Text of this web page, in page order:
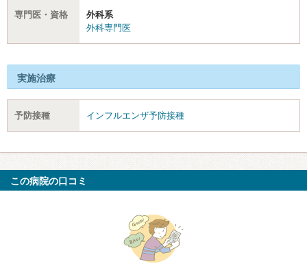
専門医・資格
外科系
外科専門医
実施治療
予防接種 インフルエンザ予防接種
この病院の口コミ